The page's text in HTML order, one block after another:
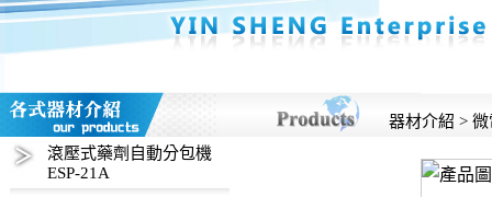
器材介紹 >
滾壓式藥劑自動分包機
ESP-21A